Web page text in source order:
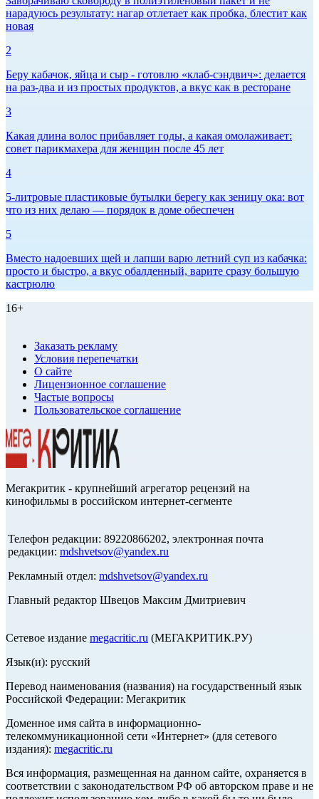
нарадуюсь результату: нагар отлетает как пробка, блестит как
новая
2
Беру кабачок, яйца и сыр - готовлю «клаб-сэндвич»: делается
на раз-два и из простых продуктов, а вкус как в ресторане
3
Какая длина волос прибавляет годы, а какая омолаживает:
совет парикмахера для женщин после 45 лет
4
5-литровые пластиковые бутылки берегу как зеницу ока: вот
что из них делаю — порядок в доме обеспечен
5
Вместо надоевших щей и лапши варю летний суп из кабачка:
просто и быстро, а вкус обалденный, варите сразу большую
кастрюлю
16+
Заказать рекламу
Условия перепечатки
О сайте
Лицензионное соглашение
Частые вопросы
Пользовательское соглашение
Мегакритик - крупнейший агрегатор рецензий на
кинофильмы в российском интернет-сегменте
Телефон редакции: 89220866202, электронная почта
редакции: mdshvetsov@yandex.ru
Рекламный отдел: mdshvetsov@yandex.ru
Главный редактор Швецов Максим Дмитриевич
Сетевое издание megacritic.ru (МЕГАКРИТИК.РУ)
Язык(и): русский
Перевод наименования (названия) на государственный язык
Российской Федерации: Мегакритик
Доменное имя сайта в информационно-
телекоммуникационной сети «Интернет» (для сетевого
издания): megacritic.ru
Вся информация, размещенная на данном сайте, охраняется в
соответствии с законодательством РФ об авторском праве и не